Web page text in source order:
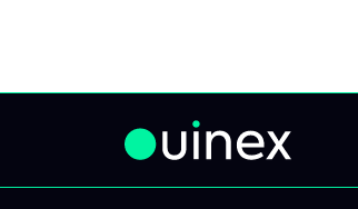
bercanggah dan
bertindih di pasaran.
Akibatnya: anda
anda fikir "nanti saja",